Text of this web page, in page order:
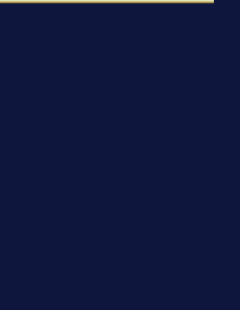
أو أي أستفسار